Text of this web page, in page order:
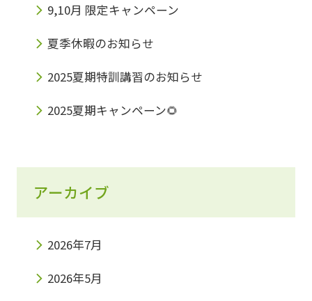
9,10月 限定キャンペーン
夏季休暇のお知らせ
2025夏期特訓講習のお知らせ
2025夏期キャンペーン🌻
アーカイブ
2026年7月
2026年5月